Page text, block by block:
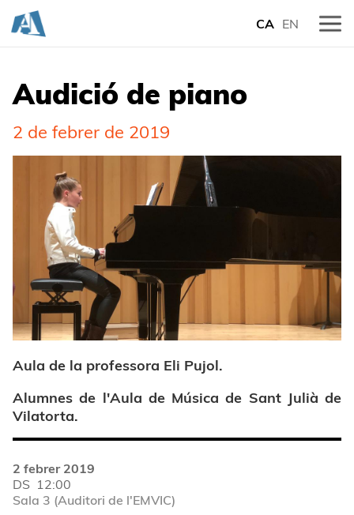
CA EN
Audició de piano
2 de febrer de 2019
Aula de la professora Eli Pujol.
Alumnes de l'Aula de Música de Sant Julià de
Vilatorta.
2 febrer 2019
DS 12:00
Sala 3 (Auditori de l'EMVIC)